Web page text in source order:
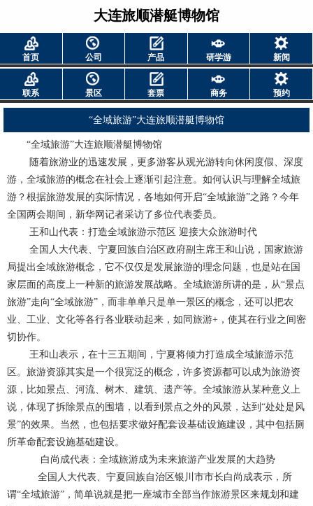
大连旅顺潜艇博物馆
首页 公司 产品 研学游 新闻
联系 景区 套票 商务 预约
“全域旅游”大连旅顺潜艇博物馆
“全域旅游”大连旅顺潜艇博物馆
随着旅游业的迅速发展，更多游客从观光游转向休闲度假、深度
游，全域旅游的概念在社会上逐渐引起注意。如何认识与理解全域旅
游？根据旅游发展的实际情况，各地如何开启“全域旅游”之路？今年
全国两会期间，新华网记者采访了多位代表委员。
王和山代表：打造全域旅游示范区 迎接大众旅游时代
全国人大代表、宁夏回族自治区政府副主席王和山说，国家旅游
局提出全域旅游概念，它不仅仅是发展旅游的理念问题，也是站在国
家层面的高度上一种新的旅游发展战略。全域旅游所讲的是，从“景点
旅游”走向“全域旅游”，而非单单只是单一景区的概念，还可以把农
业、工业、文化等各行各业联动起来，如同旅游+，使其在行业之间密
切协作。
王和山表示，在十三五期间，宁夏将倾力打造成全域旅游示范
区。旅游资源其实是一个很宽泛的概念，许多资源都可以成为旅游资
源，比如景点、河流、树木、建筑、遗产等。全域旅游从某种意义上
说，体现了拆除景点的围墙，以看到景点之外的风景，达到“处处是风
景”的效果。当然，也包括要求做好配套设基础设施建设，其中包括厕
所革命配套设施基础建设。
白尚成代表：全域旅游成为未来旅游产业发展的大趋势
全国人大代表、宁夏回族自治区银川市市长白尚成表示，所
谓“全域旅游”，简单说就是把一座城市全部当作旅游景区来规划和建